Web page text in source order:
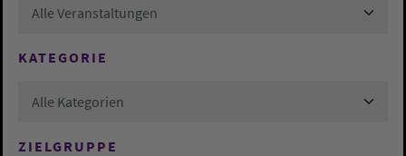
Alle Veranstaltungen
KATEGORIE
Alle Kategorien
ZIELGRUPPE